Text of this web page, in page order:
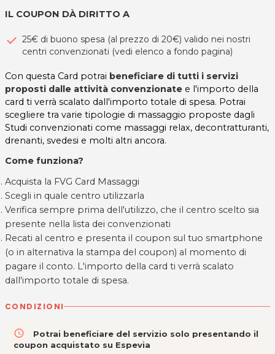
IL COUPON DÀ DIRITTO A
25€ di buono spesa (al prezzo di 20€) valido nei nostri
centri convenzionati (vedi elenco a fondo pagina)
Con questa Card potrai beneficiare di tutti i servizi
proposti dalle attività convenzionate e l'importo della
card ti verrà scalato dall'importo totale di spesa. Potrai
scegliere tra varie tipologie di massaggio proposte dagli
Studi convenzionati come massaggi relax, decontratturanti,
drenanti, svedesi e molti altri ancora.
Come funziona?
Acquista la FVG Card Massaggi
Scegli in quale centro utilizzarla
Verifica sempre prima dell'utilizzo, che il centro scelto sia
presente nella lista dei convenzionati
Recati al centro e presenta il coupon sul tuo smartphone
(o in alternativa la stampa del coupon) al momento di
pagare il conto. L'importo della card ti verrà scalato
dall'importo totale di spesa.
CONDIZIONI
access_time
Potrai beneficiare del servizio solo presentando il
coupon acquistato su Espevia